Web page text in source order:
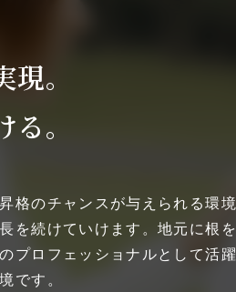
。
。
格のチャンスが与えられる環境
を続けていけます。地元に根を
プロフェッショナルとして活躍
です。